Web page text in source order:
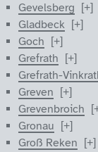
Gevelsberg
Gladbeck
Goch
Grefrath
Grefrath-
Greven
Grevenbroich
Gronau
Groß Reken